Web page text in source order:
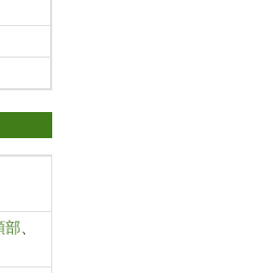
部